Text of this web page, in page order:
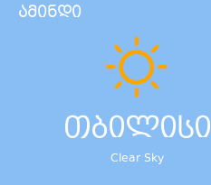
ამინდი
თბილისი
Clear Sky